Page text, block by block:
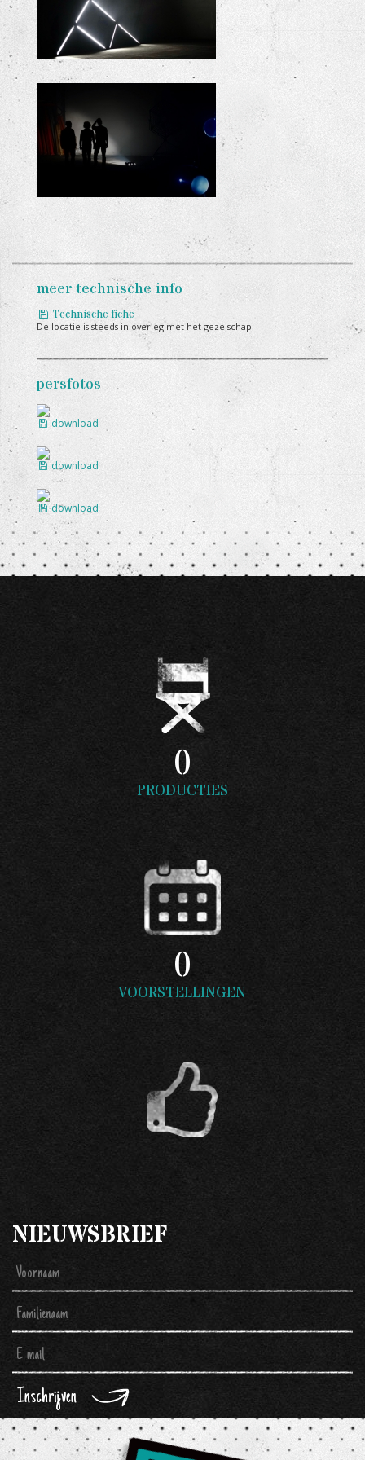
meer technische info
Technische fiche
De locatie is steeds in overleg met het gezelschap
persfotos
download
download
download
0
PRODUCTIES
0
VOORSTELLINGEN
NIEUWSBRIEF
Inschrijven